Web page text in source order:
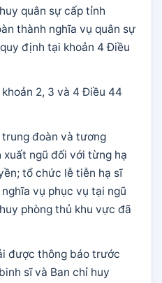
quân sự cấp tỉnh
thành nghĩa vụ quân sự
định tại khoản 4 Điều
2, 3 và 4 Điều 44
đoàn và tương
ngũ đối với từng hạ
tổ chức lễ tiễn hạ sĩ
vụ phục vụ tại ngũ
phòng thủ khu vực đã
được thông báo trước
sĩ và Ban chỉ huy